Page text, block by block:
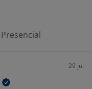
Presencial
29 jul